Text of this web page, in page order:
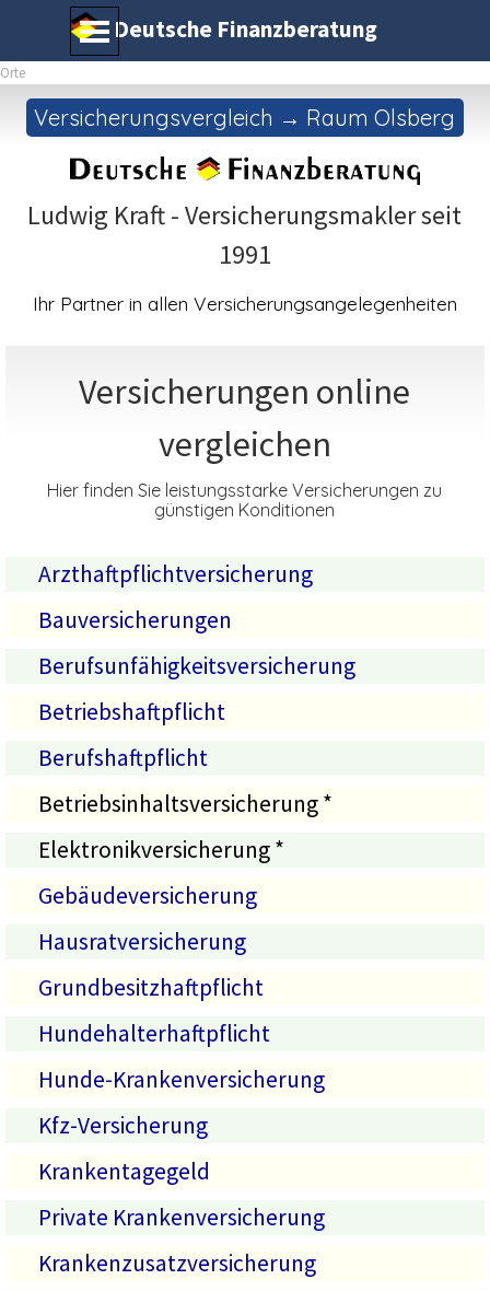
Direkt zum SeiteninhaltMenü überspringen
Deutsche Finanzberatung
Orte
Versicherungsvergleich → Raum Olsberg
Ludwig Kraft - Versicherungsmakler seit
1991
Ihr Partner in allen Versicherungsangelegenheiten
Versicherungen online
vergleichen
Hier finden Sie leistungsstarke Versicherungen zu
günstigen Konditionen
Arzthaftpflichtversicherung
Bauversicherungen
Berufsunfähigkeitsversicherung
Betriebshaftpflicht
Berufshaftpflicht
Betriebsinhaltsversicherung *
Elektronikversicherung *
Gebäudeversicherung
Hausratversicherung
Grundbesitzhaftpflicht
Hundehalterhaftpflicht
Hunde-Krankenversicherung
Kfz-Versicherung
Krankentagegeld
Private Krankenversicherung
Krankenzusatzversicherung